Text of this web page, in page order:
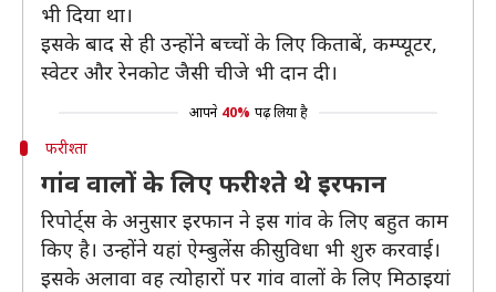
भी दिया था।
इसके बाद से ही उन्होंने बच्चों के लिए किताबें, कम्प्यूटर,
स्वेटर और रेनकोट जैसी चीजे भी दान दी।
आपने 40% पढ़ लिया है
फरीश्ता
गांव वालों के लिए फरीश्ते थे इरफान
रिपोर्ट्स के अनुसार इरफान ने इस गांव के लिए बहुत काम
किए है। उन्होंने यहां ऐम्बुलेंस की सुविधा भी शुरु करवाई।
इसके अलावा वह त्योहारों पर गांव वालों के लिए मिठाइयां